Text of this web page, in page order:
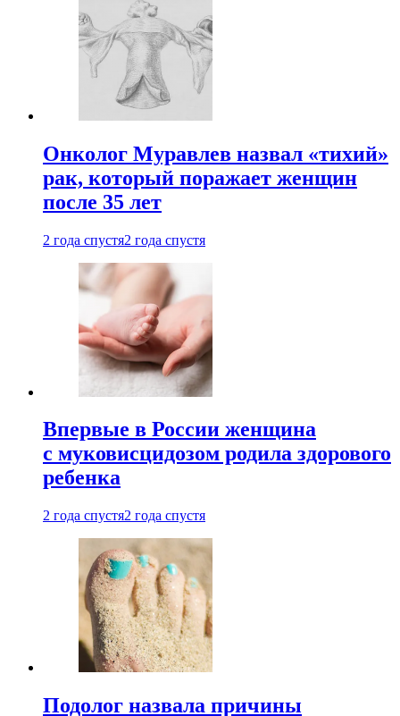
Онколог Муравлев назвал «тихий»
рак, который поражает женщин
после 35 лет
2 года спустя2 года спустя
Впервые в России женщина
с муковисцидозом родила здорового
ребенка
2 года спустя2 года спустя
Подолог назвала причины